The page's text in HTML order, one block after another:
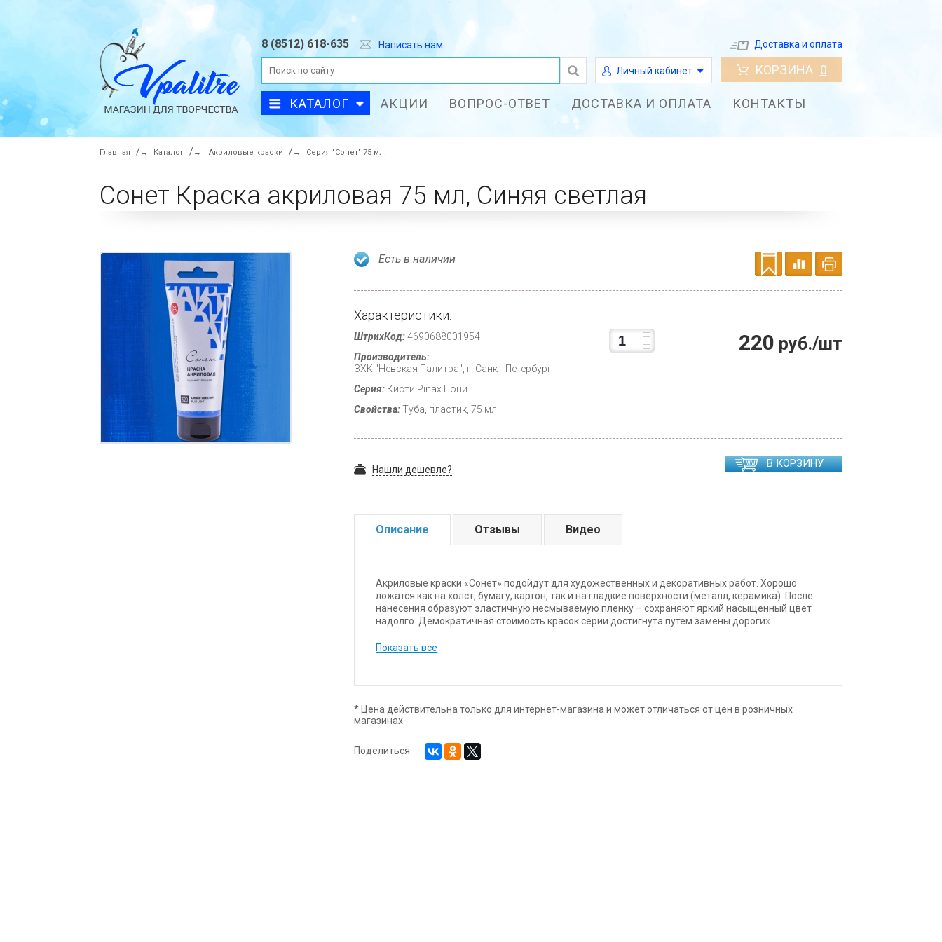
8 (8512) 618-635 Написать нам Доставка и оплата
Личный кабинет КОРЗИНА 0
КАТАЛОГ АКЦИИ ВОПРОС-ОТВЕТ ДОСТАВКА И ОПЛАТА КОНТАКТЫ
Главная → Каталог → Акриловые краски → Серия "Сонет" 75 мл.
Сонет Краска акриловая 75 мл, Синяя светлая
Есть в наличии
Характеристики:
ШтрихКод: 4690688001954
Производитель:
ЗХК "Невская Палитра", г. Санкт-Петербург
Серия: Кисти Pinax Пони
Свойства: Туба, пластик, 75 мл.
220 руб./шт
Нашли дешевле? В КОРЗИНУ
Описание Отзывы Видео
Акриловые краски «Сонет» подойдут для художественных и декоративных работ. Хорошо
ложатся как на холст, бумагу, картон, так и на гладкие поверхности (металл, керамика). После
нанесения образуют эластичную несмываемую пленку – сохраняют яркий насыщенный цвет
надолго. Демократичная стоимость красок серии достигнута путем замены дорогих
Показать все
* Цена действительна только для интернет-магазина и может отличаться от цен в розничных
магазинах.
Поделиться: